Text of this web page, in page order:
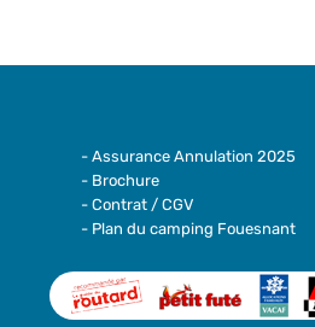
- Assurance Annulation 2025
- Brochure
- Contrat / CGV
- Plan du camping Fouesnant